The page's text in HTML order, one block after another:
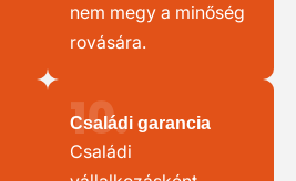
nem megy a minőség
rovására.
10.
Családi garancia
Családi